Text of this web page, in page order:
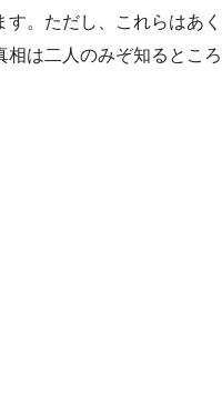
。ただし、これらはあく
相は二人のみぞ知るところ